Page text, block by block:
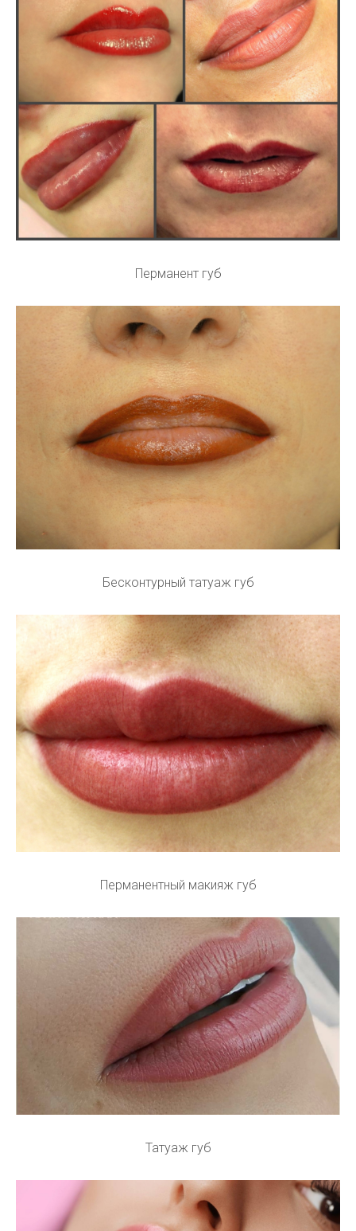
Перманент губ
Бесконтурный татуаж губ
Перманентный макияж губ
Татуаж губ